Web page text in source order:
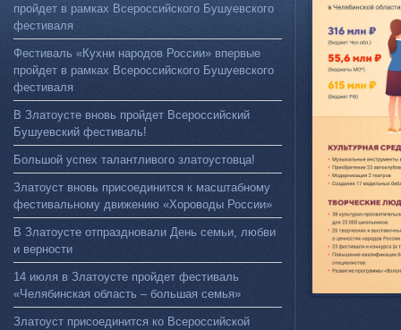
пройдет в рамках Всероссийского Бушуевского
фестиваля
Фестиваль «Кухни народов России» впервые
пройдет в рамках Всероссийского Бушуевского
фестиваля
В Златоусте вновь пройдет Всероссийский
Бушуевский фестиваль!
Большой успех талантливого златоустовца!
Златоуст вновь присоединится к масштабному
фестивальному движению «Хороводы России»
В Златоусте отпраздновали День семьи, любви
и верности
14 июля в Златоусте пройдет фестиваль
«Челябинская область – большая семья»
Златоуст присоединится ко Всероссийской